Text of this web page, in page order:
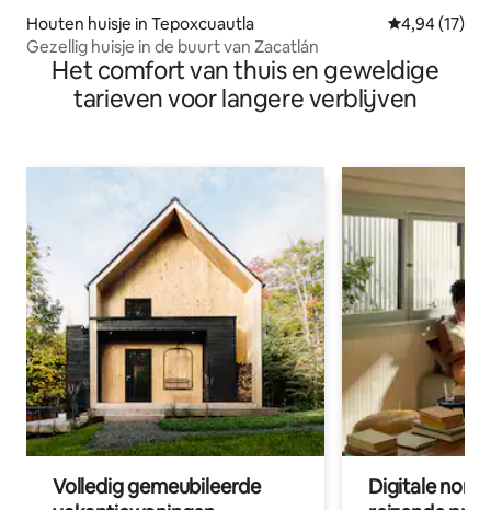
Houten huisje in Tepoxcuautla Gemiddelde
4,94 (17)
Gezellig huisje in de buurt van Zacatlán
Het comfort van thuis en geweldige
tarieven voor langere verblijven
Volledig gemeubileerde
Digitale